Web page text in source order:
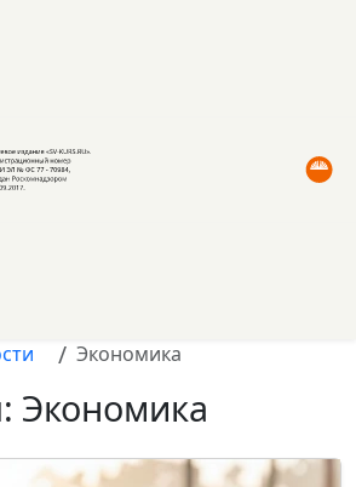
Экономика
Экономика